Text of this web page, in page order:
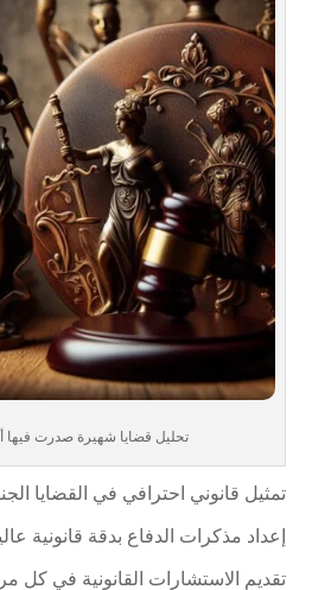
تحليل قضايا شهيرة صدرت فيها
تمثيل قانوني احترافي في القضايا
إعداد مذكرات الدفاع بدقة قانونية
تقديم الاستشارات القانونية في كل